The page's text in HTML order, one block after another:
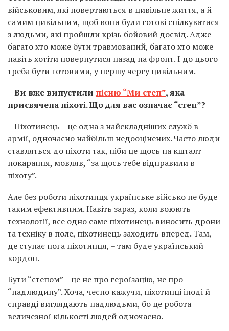
військовим, які повертаються в цивільне життя, а й
самим цивільним, щоб вони були готові спілкуватися
з людьми, які пройшли крізь бойовий досвід. Адже
багато хто може бути травмований, багато хто може
навіть хотіти повернутися назад на фронт. І до цього
треба бути готовими, у першу чергу цивільним.
– Ви вже випустили пісню “Ми степ”, яка
присвячена піхоті. Що для вас означає “степ”?
– Піхотинець – це одна з найскладніших служб в
армії, одночасно найбільш недооцінених. Часто люди
ставляться до піхоти так, ніби це щось на кшталт
покарання, мовляв, “за щось тебе відправили в
піхоту”.
Але без роботи піхотинця українське військо не буде
таким ефективним. Навіть зараз, коли воюють
технології, все одно саме піхотинець виносить дрони
та техніку в поле, піхотинець заходить вперед. Там,
де ступає нога піхотинця, – там буде український
кордон.
Бути “степом” – це не про героїзацію, не про
“надлюдину”. Хоча, чесно кажучи, піхотинці іноді й
справді виглядають надлюдьми, бо це робота
величезної кількості людей одночасно.